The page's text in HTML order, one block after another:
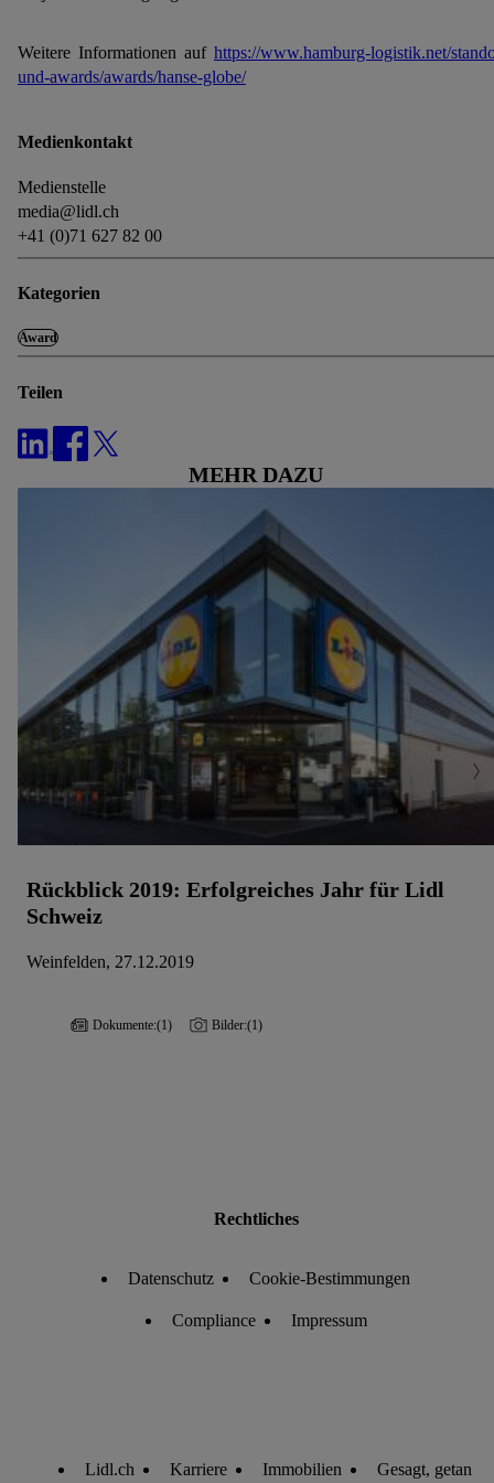
Weitere Informationen auf https://www.hamburg-logistik.net/
und-awards/awards/hanse-globe/
Medienkontakt
Medienstelle
media@lidl.ch
+41 (0)71 627 82 00
Kategorien
Award
Teilen
MEHR DAZU
Rückblick 2019: Erfolgreiches Jahr für Lidl
Schweiz
Weinfelden, 27.12.2019
Dokumente:(1) Bilder:(1)
Rechtliches
Datenschutz Cookie-Bestimmungen
Compliance Impressum
Lidl.ch Karriere Immobilien Gesagt, getan
widerrufen, findest du in unserenDatenschutzbestimmungen.
Die Impressen findest du hier.